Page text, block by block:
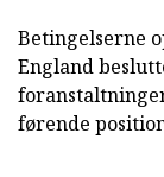
Betingelserne
England
førende